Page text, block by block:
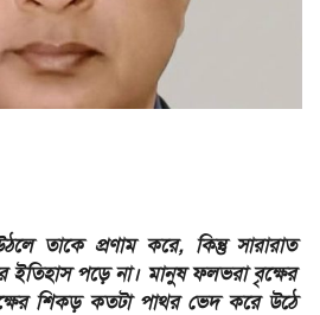
তাকে প্রণাম করে, কিন্তু সারারাত
ইতিহাস পড়ে না। মানুষ ফলভরা বৃক্ষের
শিকড় কতটা পাথর ভেদ করে উঠে